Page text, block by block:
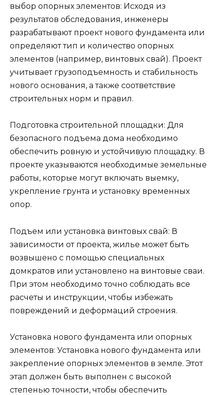
выбор опорных элементов: Исходя из
результатов обследования, инженеры
разрабатывают проект нового фундамента или
определяют тип и количество опорных
элементов (например, винтовых свай). Проект
учитывает грузоподъемность и стабильность
нового основания, а также соответствие
строительных норм и правил.
Подготовка строительной площадки: Для
безопасного подъема дома необходимо
обеспечить ровную и устойчивую площадку. В
проекте указываются необходимые земельные
работы, которые могут включать выемку,
укрепление грунта и установку временных
опор.
Подъем или установка винтовых свай: В
зависимости от проекта, жилье может быть
возвышено с помощью специальных
домкратов или установлено на винтовые сваи.
При этом необходимо точно соблюдать все
расчеты и инструкции, чтобы избежать
повреждений и деформаций строения.
Установка нового фундамента или опорных
элементов: Установка нового фундамента или
закрепление опорных элементов в земле. Этот
этап должен быть выполнен с высокой
степенью точности, чтобы обеспечить